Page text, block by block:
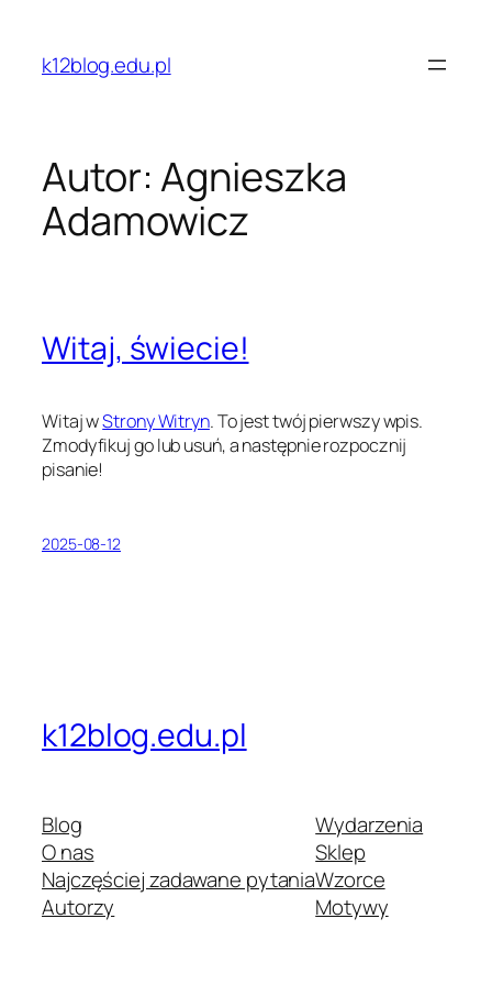
treścik12blog.edu.pl
Autor:Agnieszka
Adamowicz
Witaj, świecie!
Witaj wStrony Witryn. To jest twój pierwszy wpis.
Zmodyfikuj go lub usuń, a następnie rozpocznij
pisanie!
2025-08-12
k12blog.edu.pl
Blog
O nas
Najczęściej zadawane pytania
Autorzy
Wydarzenia
Sklep
Wzorce
Motywy